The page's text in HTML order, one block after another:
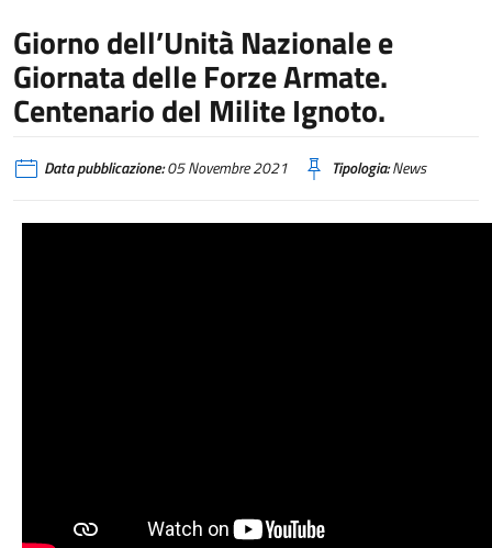
Giorno dell’Unità Nazionale e
Giornata delle Forze Armate.
Centenario del Milite Ignoto.
Data pubblicazione:05 Novembre 2021 Tipologia:News